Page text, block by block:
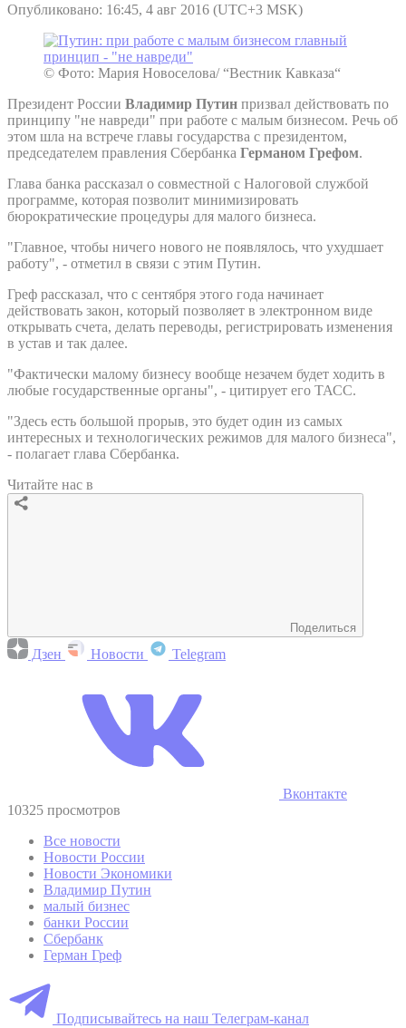
Опубликовано: 16:45, 4 авг 2016 (UTC+3 MSK)
© Фото: Мария Новоселова/ “Вестник Кавказа“
Президент России Владимир Путин призвал действовать по
принципу "не навреди" при работе с малым бизнесом. Речь об
этом шла на встрече главы государства с президентом,
председателем правления Сбербанка Германом Грефом.
Глава банка рассказал о совместной с Налоговой службой
программе, которая позволит минимизировать
бюрократические процедуры для малого бизнеса.
"Главное, чтобы ничего нового не появлялось, что ухудшает
работу", - отметил в связи с этим Путин.
Греф рассказал, что с сентября этого года начинает
действовать закон, который позволяет в электронном виде
открывать счета, делать переводы, регистрировать изменения
в устав и так далее.
"Фактически малому бизнесу вообще незачем будет ходить в
любые государственные органы", - цитирует его ТАСС.
"Здесь есть большой прорыв, это будет один из самых
интересных и технологических режимов для малого бизнеса",
- полагает глава Сбербанка.
Читайте нас в
Поделиться
Дзен Новости Telegram
Вконтакте
10325 просмотров
Все новости
Новости России
Новости Экономики
Владимир Путин
малый бизнес
банки России
Сбербанк
Герман Греф
Подписывайтесь на наш Телеграм-канал